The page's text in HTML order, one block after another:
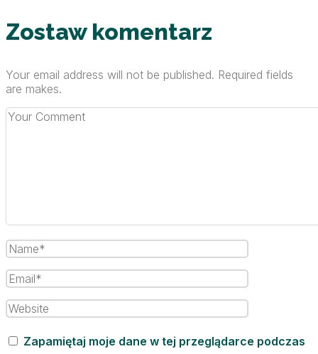
Zostaw komentarz
Your email address will not be published. Required fields
are makes.
Zapamiętaj moje dane w tej przeglądarce podczas